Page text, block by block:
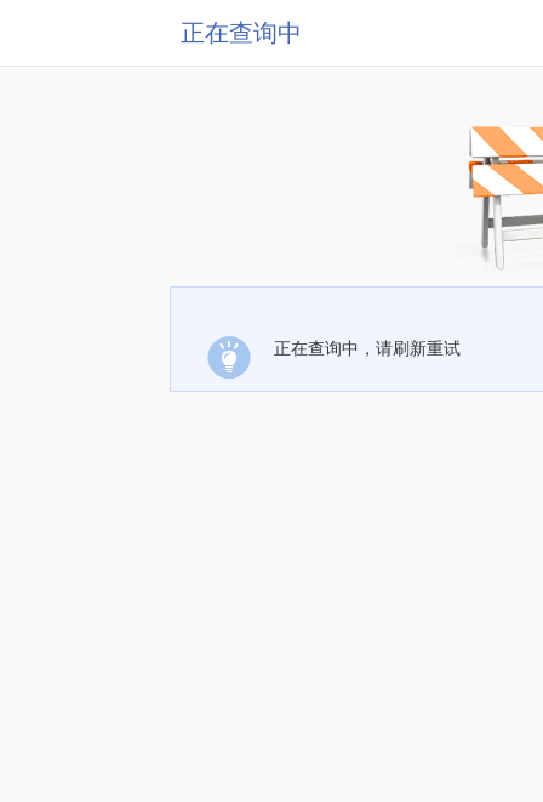
正在查询中
正在查询中，请刷新重试